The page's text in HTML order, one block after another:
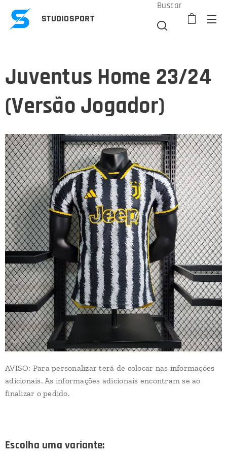
STUDIOSPORT
Buscar
Juventus Home 23/24
(Versão Jogador)
AVISO: Para personalizar terá de colocar nas informações
adicionais. As informações adicionais encontram se ao
finalizar o pedido.
Escolha uma variante: